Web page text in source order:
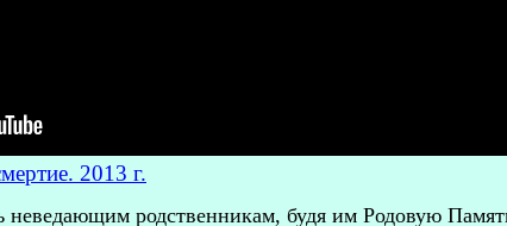
2013 г.
неведающим родственникам, будя им Родовую